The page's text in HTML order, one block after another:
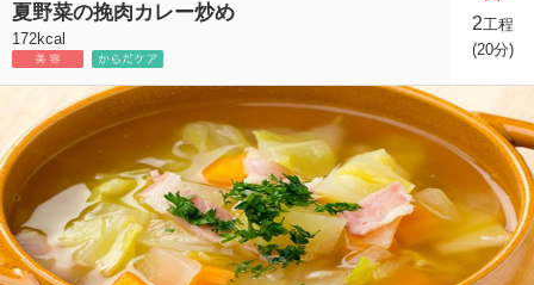
夏野菜の挽肉カレー炒め
172kcal
2工程
(20分)